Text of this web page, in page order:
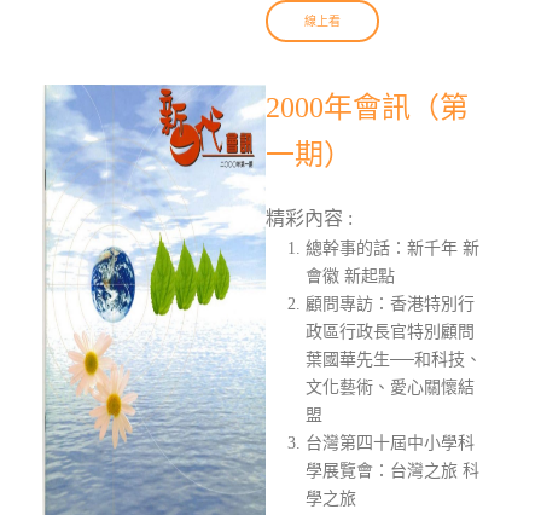
線上看
2000年會訊（第
一期）
精彩內容 :
總幹事的話：新千年 新
會徽 新起點
顧問專訪：香港特別行
政區行政長官特別顧問
葉國華先生──和科技、
文化藝術、愛心關懷結
盟
台灣第四十屆中小學科
學展覽會：台灣之旅 科
學之旅